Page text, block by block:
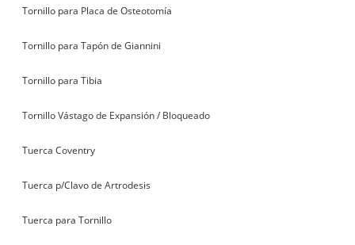
Tornillo para Placa de Osteotomía
Tornillo para Tapón de Giannini
Tornillo para Tibia
Tornillo Vástago de Expansión / Bloqueado
Tuerca Coventry
Tuerca p/Clavo de Artrodesis
Tuerca para Tornillo